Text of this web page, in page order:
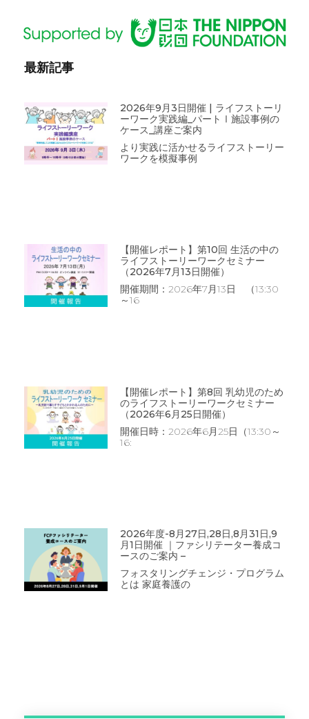
最新記事
2026年9月3日開催 | ライフストーリ
ーワーク実践編_パートⅠ施設事例の
ケース_講座ご案内
より実践に活かせるライフストーリー
ワークを模擬事例
【開催レポート】第10回 生活の中の
ライフストーリーワークセミナー
（2026年7月13日開催）
開催期間：2026年7月13日 （13:30
～16
【開催レポート】第8回 乳幼児のため
のライフストーリーワークセミナー
（2026年6月25日開催）
開催日時：2026年6月25日（13:30～
16:
2026年度-8月27日,28日,8月31日,9
月1日開催 ｜ファシリテーター養成コ
ースのご案内 –
フォスタリングチェンジ・プログラム
とは 家庭養護の